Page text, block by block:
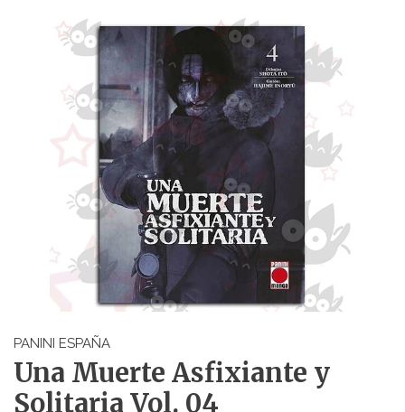
PANINI ESPAÑA
Una Muerte Asfixiante y
Solitaria Vol. 04